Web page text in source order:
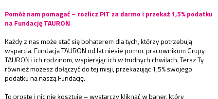
Pomóż nam pomagać – rozlicz PIT za darmo i przekaż 1,5% podatku
na Fundację TAURON
Każdy z nas może stać się bohaterem dla tych, którzy potrzebują
wsparcia. Fundacja TAURON od lat niesie pomoc pracownikom Grupy
TAURON i ich rodzinom, wspierając ich w trudnych chwilach. Teraz Ty
również możesz dołączyć do tej misji, przekazując 1,5% swojego
podatku na naszą Fundację.
To proste i nic nie kosztuje – wystarczy kliknąć w baner, który